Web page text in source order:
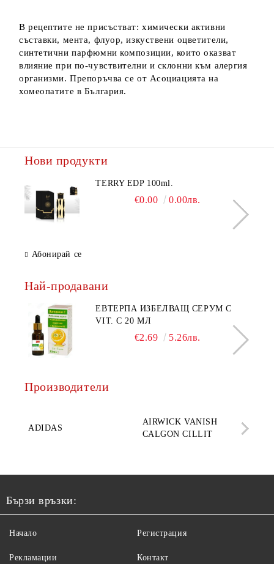
В рецептите не присъстват: химически активни
съставки, мента, флуор, изкуствени оцветители,
синтетични парфюмни композиции, които оказват
влияние при по-чувствителни и склонни към алергия
организми. Препоръчва се от Асоциацията на
хомеопатите в България.
Нови продукти
TERRY EDP 100ml.
€0.00 0.00лв.
Абонирай се
Най-продавани
ЕВТЕРПА ИЗБЕЛВАЩ СЕРУМ С
VIT. C 20 МЛ
€2.69 5.26лв.
Производители
ADIDAS
AIRWICK VANISH
CALGON CILLIT
Бързи връзки:
Начало
Рекламации
Регистрация
Контакт